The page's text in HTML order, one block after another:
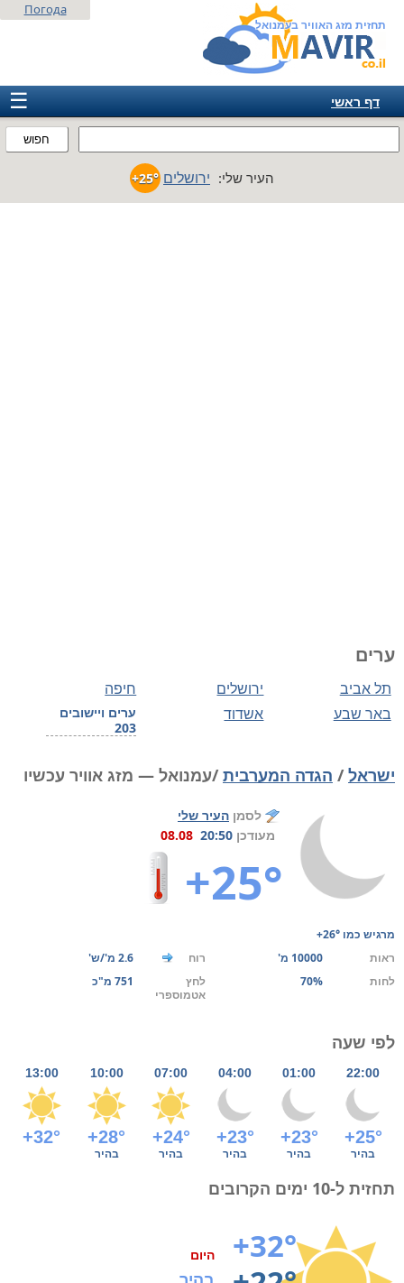
תחזית מזג האוויר בעמנואל
חפוש
Погода
☰
דף ראשי
אמריקה
העיר שלי: ירושלים +25°
ערים
חיפה ירושלים תל אביב
ערים ויישובים
203
אשדוד באר שבע
ישראל/ הגדה המערבית/עמנואל — מזג אוויר עכשיו
לסמן העיר שלי
מעודכן 20:50
08.08
+25°
מרגיש כמו +26°
ראות
10000 מ' רוח
2.6 מ'/ש'
לחות
70%
לחץ
אטמוספרי
751 מ"כ
לפי שעה
22:00
01:00
04:00
07:00
10:00
13:00
+25°
+23°
+23°
+24°
+28°
+32°
בהיר בהיר בהיר בהיר בהיר
תחזית ל-10 ימים הקרובים
+32°
היום